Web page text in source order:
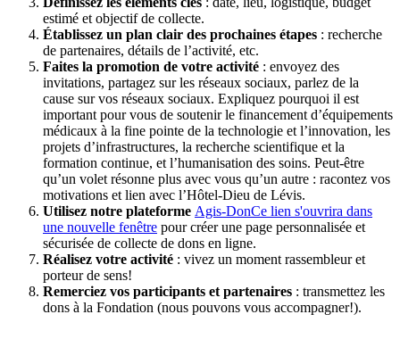
estimé et objectif de collecte.
Établissez un plan clair des prochaines étapes : recherche
de partenaires, détails de l’activité, etc.
Faites la promotion de votre activité : envoyez des
invitations, partagez sur les réseaux sociaux, parlez de la
cause sur vos réseaux sociaux. Expliquez pourquoi il est
important pour vous de soutenir le financement d’équipements
médicaux à la fine pointe de la technologie et l’innovation, les
projets d’infrastructures, la recherche scientifique et la
formation continue, et l’humanisation des soins. Peut-être
qu’un volet résonne plus avec vous qu’un autre : racontez vos
motivations et lien avec l’Hôtel-Dieu de Lévis.
Utilisez notre plateforme Agis-DonCe lien s'ouvrira dans
une nouvelle fenêtre pour créer une page personnalisée et
sécurisée de collecte de dons en ligne.
Réalisez votre activité : vivez un moment rassembleur et
porteur de sens!
Remerciez vos participants et partenaires : transmettez les
dons à la Fondation (nous pouvons vous accompagner!).